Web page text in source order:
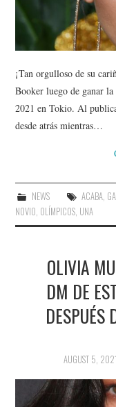
¡Tan orgulloso de su
Booker luego de ganar
2021 en Tokio. Al
desde atrás mientras…
NEWS ACABA,
NOVIO, OLÍMPICOS, UNA
OLIVIA
DM DE
DESPUÉS
AUGUST 5, 2021